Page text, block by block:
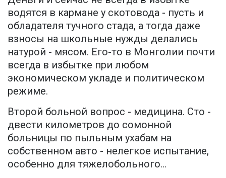
водятся в кармане у скотовода - пусть и
обладателя тучного стада, а тогда даже
взносы на школьные нужды делались
натурой - мясом. Его-то в Монголии почти
всегда в избытке при любом
экономическом укладе и политическом
режиме.
Второй больной вопрос - медицина. Сто -
двести километров до сомонной
больницы по пыльным ухабам на
собственном авто - нелегкое испытание,
особенно для тяжелобольного...